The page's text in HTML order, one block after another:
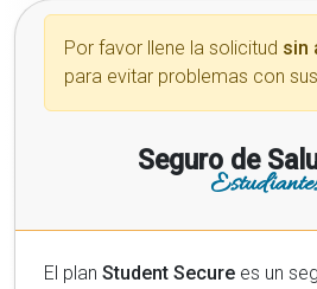
Por favor llene la solicitud sin
para evitar problemas con
Seguro de
El plan Student Secure es un